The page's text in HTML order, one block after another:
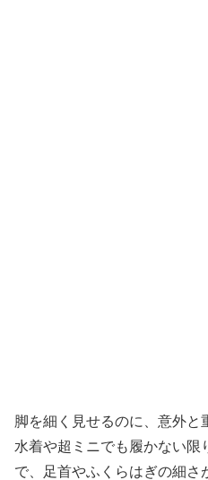
脚を細く見せるのに、意外と
水着や超ミニでも履かない
で、足首やふくらはぎの細さ